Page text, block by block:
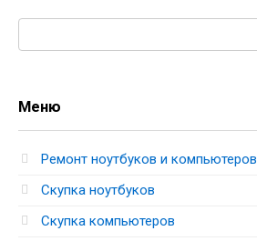
Поиск:
Меню
Ремонт ноутбуков и компьютеров
Скупка ноутбуков
Скупка компьютеров